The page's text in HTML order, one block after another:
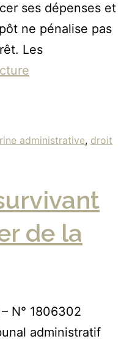
ses dépenses et
ne pénalise pas
Les
administrative, droit
de la
– N° 1806302
administratif